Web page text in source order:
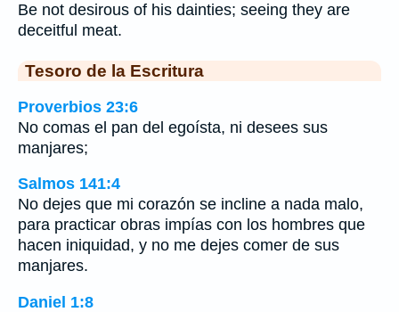
Be not desirous of his dainties; seeing they are
deceitful meat.
Tesoro de la Escritura
Proverbios 23:6
No comas el pan del egoísta, ni desees sus
manjares;
Salmos 141:4
No dejes que mi corazón se incline a nada malo,
para practicar obras impías con los hombres que
hacen iniquidad, y no me dejes comer de sus
manjares.
Daniel 1:8